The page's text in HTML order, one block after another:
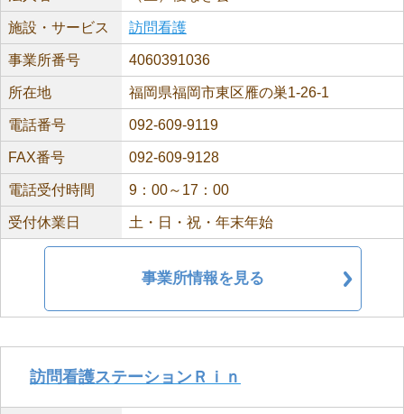
施設・サービス 訪問看護
事業所番号 4060391036
所在地 福岡県福岡市東区雁の巣1-26-1
電話番号 092-609-9119
FAX番号 092-609-9128
電話受付時間 9：00～17：00
受付休業日 土・日・祝・年末年始
事業所情報を見る
訪問看護ステーションＲｉｎ